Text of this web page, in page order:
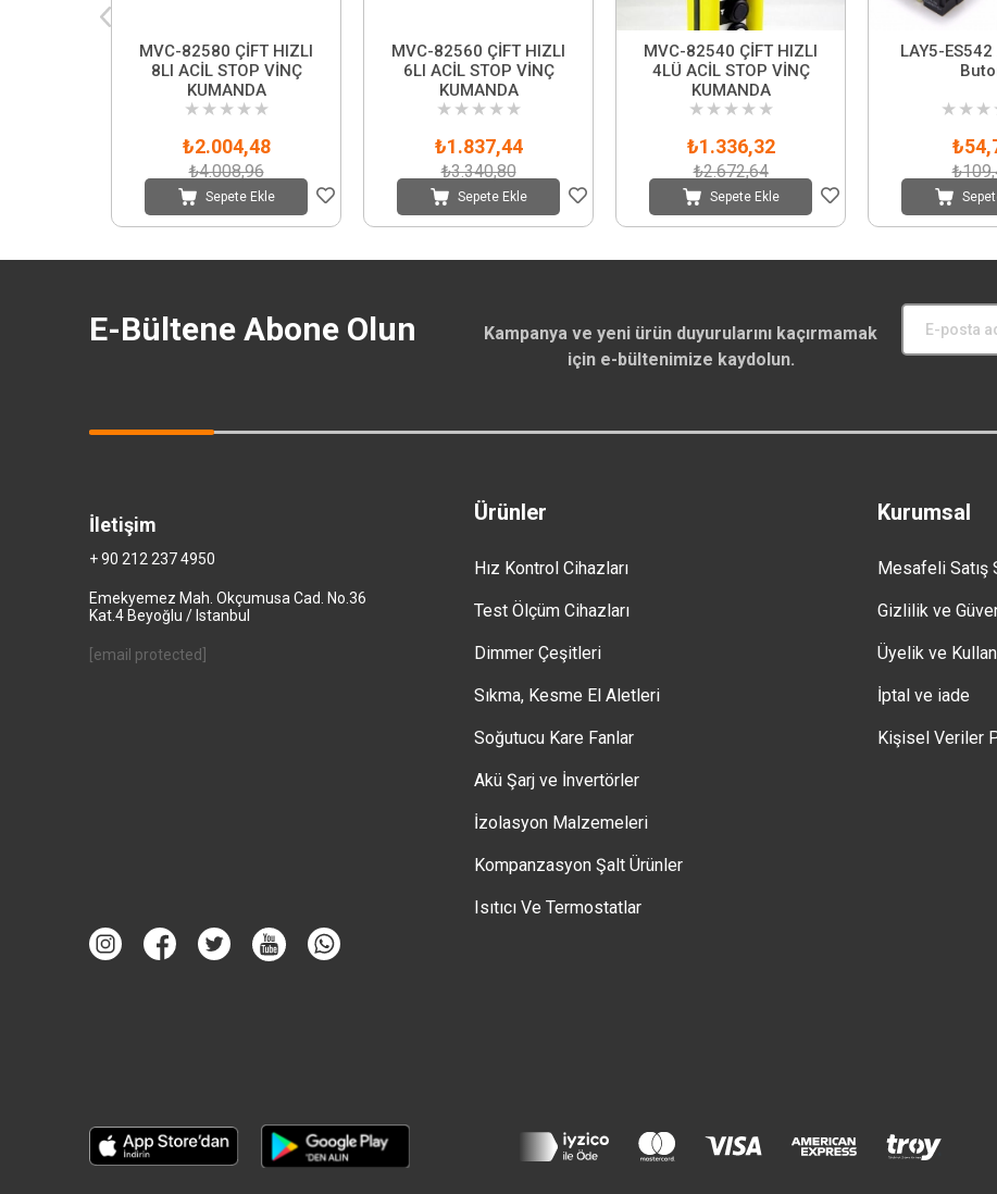
MVC-82580 ÇİFT HIZLI
8LI ACİL STOP VİNÇ
KUMANDA
★ ★ ★ ★ ★
₺2.004,48
₺4.008,96
Sepete Ekle
MVC-82560 ÇİFT HIZLI
6LI ACİL STOP VİNÇ
KUMANDA
★ ★ ★ ★ ★
₺1.837,44
₺3.340,80
Sepete Ekle
MVC-82540 ÇİFT HIZLI
4LÜ ACİL STOP VİNÇ
KUMANDA
★ ★ ★ ★ ★
₺1.336,32
₺2.672,64
Sepete Ekle
LAY5-
★ ★ ★
E-Bültene Abone Olun
Kampanya ve yeni ürün duyurularını kaçırmamak
için e-bültenimize kaydolun.
Ürünler
Hız Kontrol Cihazları
Test Ölçüm Cihazları
Dimmer Çeşitleri
Sıkma, Kesme El Aletleri
Soğutucu Kare Fanlar
Akü Şarj ve İnvertörler
İzolasyon Malzemeleri
Kompanzasyon Şalt Ürünler
Isıtıcı Ve Termostatlar
Kurumsal
Mesafeli Satış
Gizlilik ve
Üyelik ve
İptal ve iade
Kişisel Veriler
İletişim
+ 90 212 237 4950
Emekyemez Mah. Okçumusa Cad. No.36
Kat.4 Beyoğlu / Istanbul
[email protected]